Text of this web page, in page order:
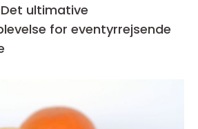
ultimative
for eventyrrejsende